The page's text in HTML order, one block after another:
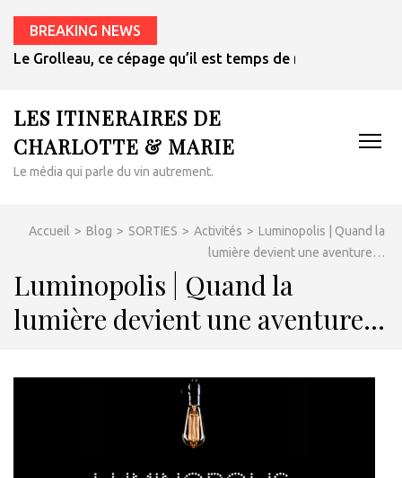
BREAKING NEWS
Et si le meilleur vin pour les plats épicés était un rosé de
LES ITINERAIRES DE
CHARLOTTE & MARIE
Le média qui parle du vin autrement.
Accueil > Blog > SORTIES > Activités > Luminopolis | Quand la
lumière devient une aventure…
Luminopolis | Quand la
lumière devient une aventure…